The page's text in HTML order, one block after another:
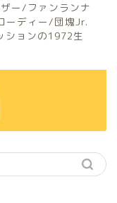
ー/ファンランナ
ーディー/団塊Jr.
ションの1972生